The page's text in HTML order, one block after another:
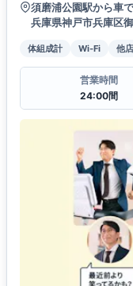
須磨浦公園駅から車
兵庫県神戸市兵庫区
体組成計 Wi-Fi 他
営業時間
24:00間